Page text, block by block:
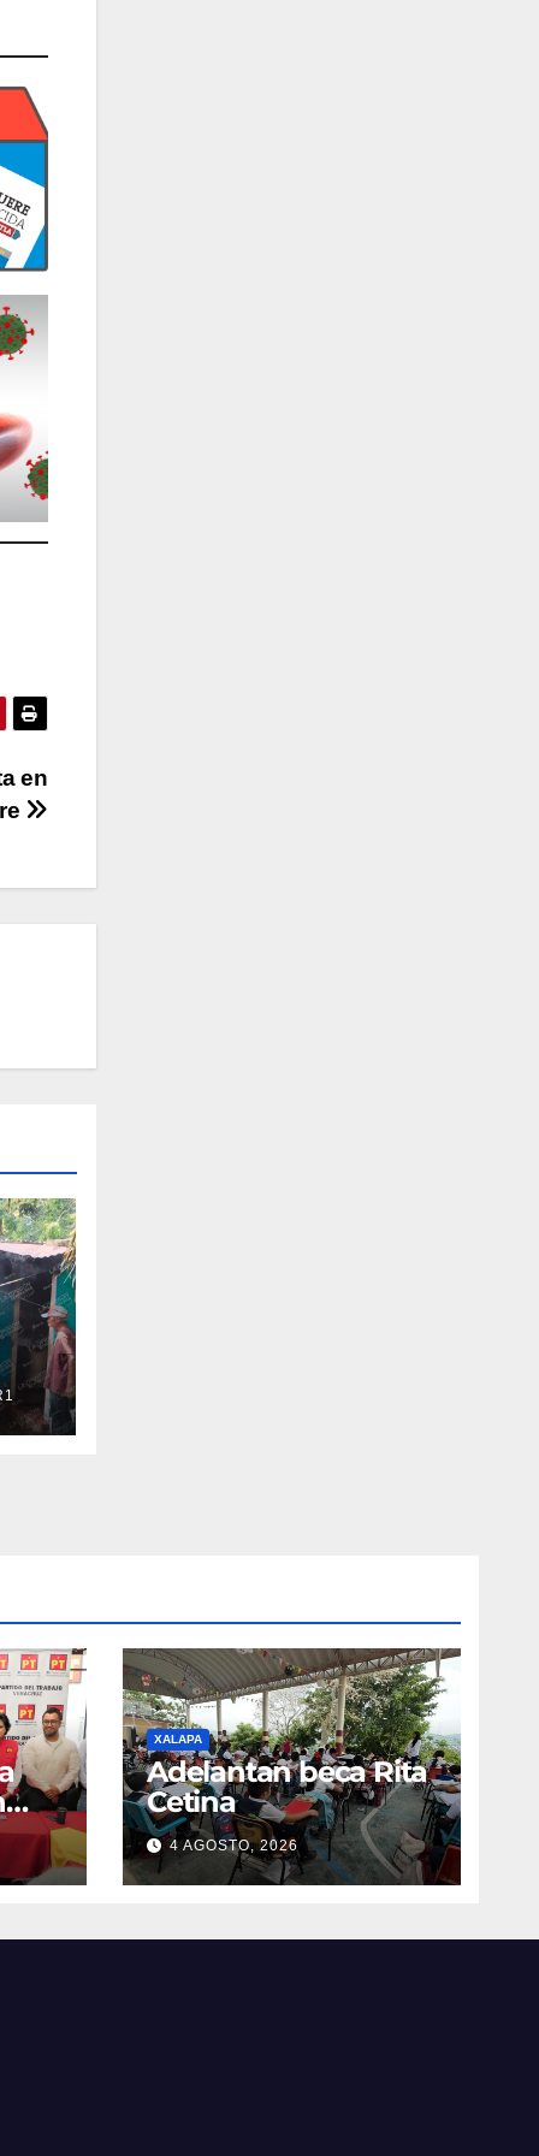
en
XALAPA
Adelantan beca Rita
Cetina
4 AGOSTO, 2026